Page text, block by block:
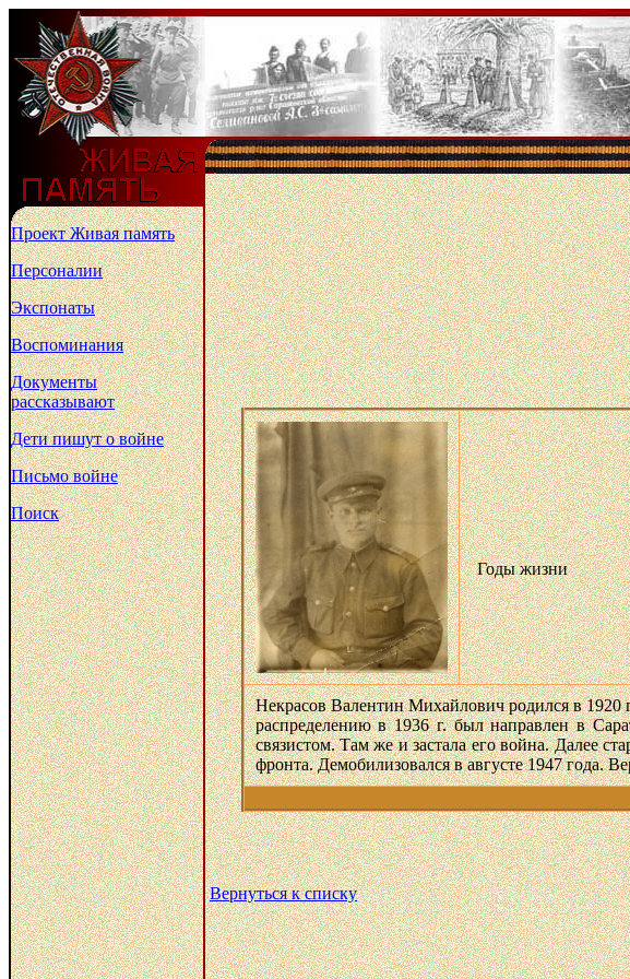
Проект Живая память
Персоналии
Экспонаты
Воспоминания
Документы
рассказывают
Дети пишут о войне
Письмо войне
Поиск
Годы жизни
Некрасов Валентин Михайлович родился в 1920
распределению в 1936 г. был направлен в
связистом. Там же и застала его война. Далее
фронта. Демобилизовался в августе 1947 года.
Вернуться к списку